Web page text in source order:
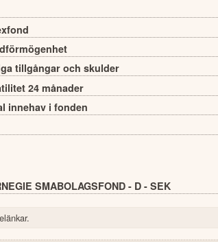
tillgångar och skulder
24 månader
innehav i fonden
SMABOLAGSFOND - D - SEK